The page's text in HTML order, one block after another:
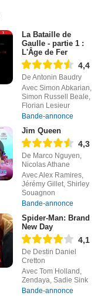
La Bataille de
Gaulle - partie 1 :
L'Âge de Fer
4,4
De Antonin Baudry
Avec Simon Abkarian,
Simon Russell Beale,
Florian Lesieur
Bande-annonce
Jim Queen
4,3
De Marco Nguyen,
Nicolas Athane
Avec Alex Ramires,
Jérémy Gillet, Shirley
Souagnon
Bande-annonce
Spider-Man: Brand
New Day
4,1
De Destin Daniel
Cretton
Avec Tom Holland,
Zendaya, Sadie Sink
Bande-annonce